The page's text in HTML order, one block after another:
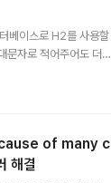
베이스로 H2를 사용할
자로 적어주어도 더
되었다. 이 때 ddl-au
니 더미데이터가 잘 삽
베이스간의 연동 정보
of many c
해결